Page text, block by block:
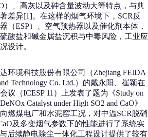
）、高灰以及砷含量波动大等特点，与典
差异[1]。在这样的烟气环境下，SCR反
（ESP）、空气预热器以及催化剂本体，
酸盐和碱金属盐沉积与中毒风险，工业应
设计。
环境科技股份有限公司（Zhejiang FEIDA
Technology Co. Ltd.）的戴永阳、崔颖在
议（ICESP 11）上发表了题为《Study on
Catalyst under High SO2 and CaO》
燃煤电厂和水泥窑工况，对中温SCR脱硝
及多变烟气参数下的性能进行了系统实
后续静电除尘一体化工程设计提供了较有